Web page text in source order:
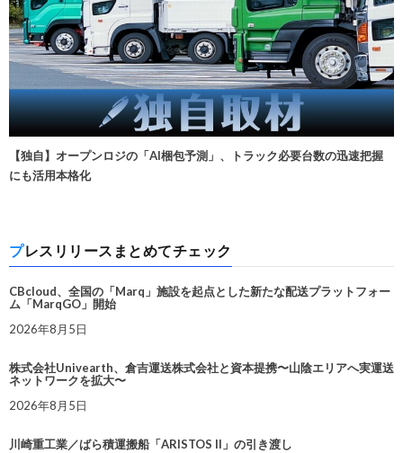
【独自】オープンロジの「AI梱包予測」、トラック必要台数の迅速把握
にも活用本格化
プレスリリースまとめてチェック
CBcloud、全国の「Marq」施設を起点とした新たな配送プラットフォー
ム「MarqGO」開始
2026年8月5日
株式会社Univearth、倉吉運送株式会社と資本提携〜山陰エリアへ実運送
ネットワークを拡大〜
2026年8月5日
川崎重工業／ばら積運搬船「ARISTOS II」の引き渡し